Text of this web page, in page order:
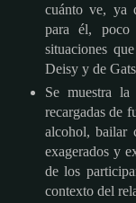
cuánto ve, ya
para él,
situaciones
Deisy y de
Se muestra la
recargadas de
alcohol, bailar
exagerados y
de los
contexto del